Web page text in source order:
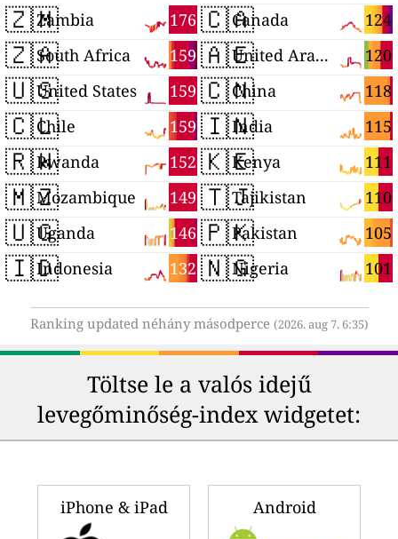
🇿🇲 176
Zambia
🇿🇦 159
South Africa
🇺🇸 159
United States
🇨🇱 159
Chile
🇷🇼 152
Rwanda
🇲🇿 149
Mozambique
🇺🇬 146
Uganda
🇮🇩 132
Indonesia
🇨🇦 124
Canada
🇦🇪 120
United Arab Emirates
🇨🇳 118
China
🇮🇳 115
India
🇰🇪 111
Kenya
🇹🇯 110
Tajikistan
🇵🇰 105
Pakistan
🇳🇬 101
Nigeria
Ranking updated néhány másodperce (2026. aug 7. 6:35)
Töltse le a valós idejű
levegőminőség-index widgetet:
iPhone & iPad Android